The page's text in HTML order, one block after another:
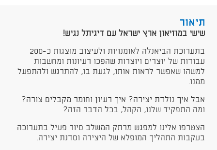
תיאור
שישי במוזיאון ארץ ישראל עם דיגיתל נגיש!
בתערוכת הביאנלה לאומנויות ולעיצוב מוצגות כ-200
עבודות של יוצרים ויוצרות שהפכו רעיונות ומחשבות
למשהו שאפשר לראות אותו, לגעת בו, להתרגש ולהתפעל
ממנו.
אבל איך נולדת יצירה? איך רעיון וחומר מקבלים צורה?
ומה התפקיד שלנו, הקהל, בכל הדבר הזה?
הצטרפו אלינו למפגש מרתק המשלב סיור פעיל בתערוכה
בעקבות התהליך המופלא של היצירה וסדנת יצירה.